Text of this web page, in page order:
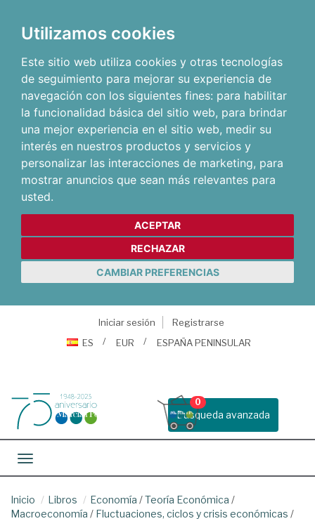
Utilizamos cookies
Este sitio web utiliza cookies y otras tecnologías
de seguimiento para mejorar su experiencia de
navegación con los siguientes fines: para habilitar
la funcionalidad básica del sitio web, para brindar
una mejor experiencia en el sitio web, medir su
interés en nuestros productos y servicios y
personalizar las interacciones de marketing, para
mostrar anuncios que sean más relevantes para
usted.
ACEPTAR
RECHAZAR
CAMBIAR PREFERENCIAS
Iniciar sesión
Registrarse
ES
EUR ESPAÑA PENINSULAR
Busqueda avanzada
0
Toggle navigation
Inicio Libros Economía /Teoría Económica /
Macroeconomía / Fluctuaciones, ciclos y crisis económicas /